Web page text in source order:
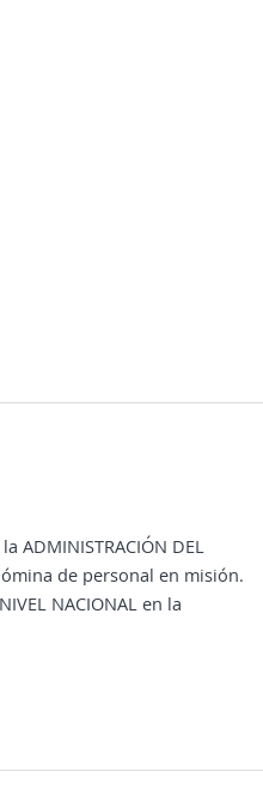
DEL
de personal en misión.
NACIONAL en la